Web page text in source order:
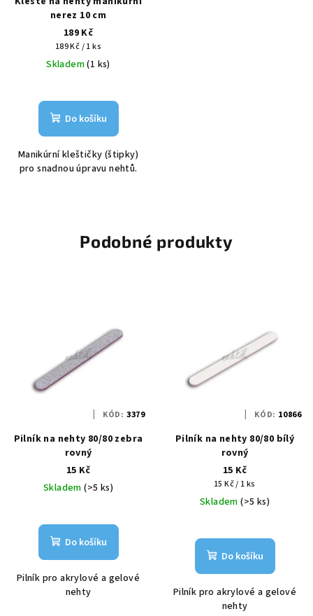
nerez 10 cm
189 Kč
Měrná
cena:
189 Kč / 1 ks
Skladem(1 ks)
Do košíku
Manikúrní kleštičky (štipky)
pro snadnou úpravu nehtů.
Podobné produkty
Pilník na nehty 80/80 zebra
rovný
15 Kč
Skladem(>5 ks)
Do košíku
Pilník pro akrylové a gelové
nehty
KÓD: 3379
Pilník na nehty 80/80 bílý
rovný
15 Kč
Měrná
cena:
15 Kč / 1 ks
Skladem(>5 ks)
Do košíku
Pilník pro akrylové a gelové
nehty
KÓD: 10866